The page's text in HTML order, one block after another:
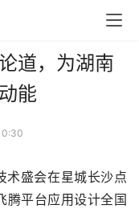
道，为湖南
能
术盛会在星城长沙点
腾平台应用设计全国